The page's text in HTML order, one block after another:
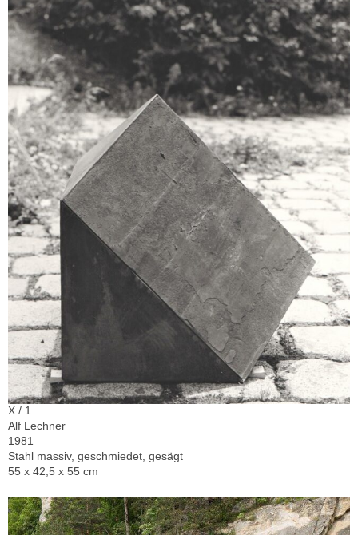
X / 1
Alf Lechner
1981
Stahl massiv, geschmiedet, gesägt
55 x 42,5 x 55 cm